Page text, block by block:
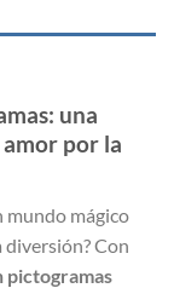
una
por la
mundo mágico
Con
pictogramas